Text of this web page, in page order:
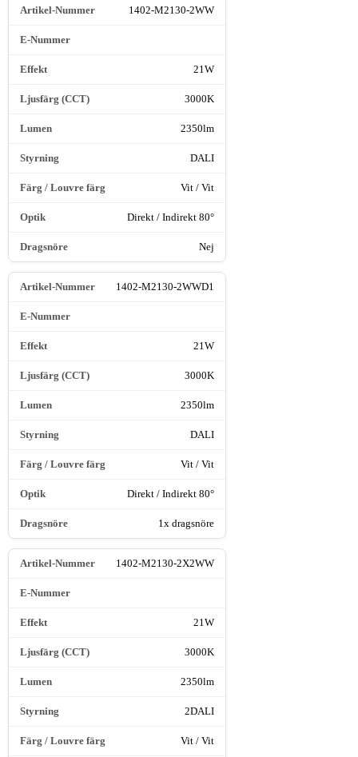
1402-M2130-2WW
21W
3000K
2350lm
DALI
Vit / Vit
Direkt / Indirekt 80°
Nej
1402-M2130-2WWD1
21W
3000K
2350lm
DALI
Vit / Vit
Direkt / Indirekt 80°
1x dragsnöre
1402-M2130-2X2WW
21W
3000K
2350lm
2DALI
Vit / Vit